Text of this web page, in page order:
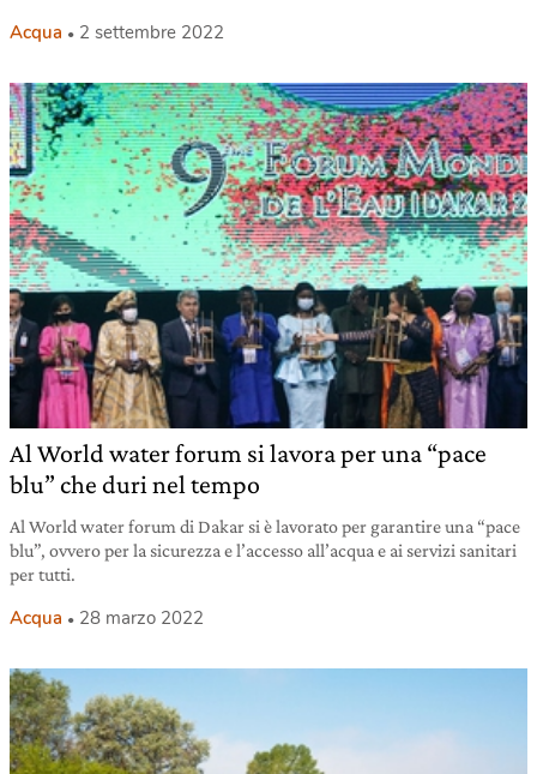
Acqua 2 settembre 2022
Al World water forum si lavora per una “pace
blu” che duri nel tempo
Al World water forum di Dakar si è lavorato per garantire una “pace
blu”, ovvero per la sicurezza e l’accesso all’acqua e ai servizi sanitari
per tutti.
Acqua 28 marzo 2022